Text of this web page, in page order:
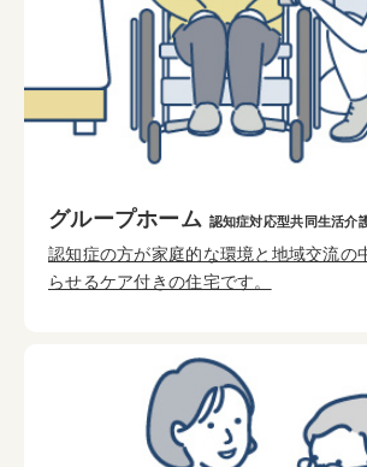
グループホーム 認知症対応型共同生活介
認知症の方が家庭的な環境と地域交流の
らせるケア付きの住宅です。